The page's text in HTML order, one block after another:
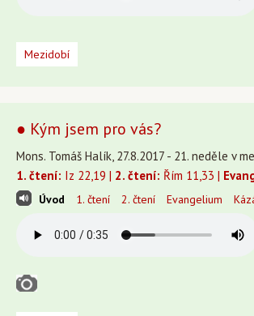
Mezidobí
● Kým jsem pro vás?
Mons. Tomáš Halík, 27.8.2017 - 21. neděle v
1. čtení: Iz 22,19 | 2. čtení: Řím 11,33 |
Úvod 1. čtení 2. čtení Evangelium